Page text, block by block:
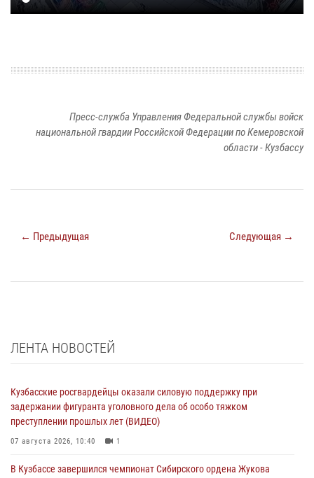
Пресс-служба Управления Федеральной службы войск
национальной гвардии Российской Федерации по Кемеровской
области - Кузбассу
← Предыдущая Следующая →
ЛЕНТА НОВОСТЕЙ
Кузбасские росгвардейцы оказали силовую поддержку при
задержании фигуранта уголовного дела об особо тяжком
преступлении прошлых лет (ВИДЕО)
07 августа 2026, 10:40 1
В Кузбассе завершился чемпионат Сибирского ордена Жукова